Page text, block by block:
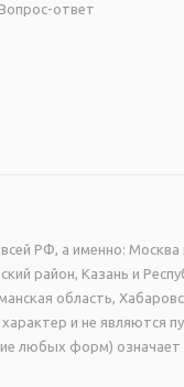
Вопрос-ответ
РФ, а именно:
район, Казань и
область,
и не являются
любых форм) означает